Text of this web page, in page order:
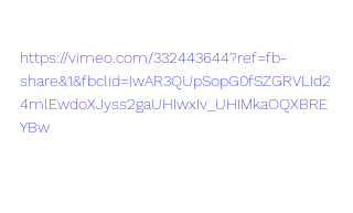
https://vimeo.com/332443644?ref=fb-
share&1&fbclid=IwAR3QUpSopG0fSZGRVLId2
4mlEwdoXJyss2gaUHIwxIv_UHIMkaOQXBRE
YBw